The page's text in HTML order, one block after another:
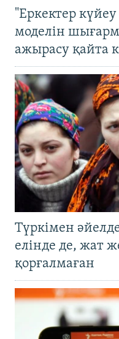
"Еркектер
моделін
ажырасу қайта
Түркімен
елінде де, жат
қорғалмаған